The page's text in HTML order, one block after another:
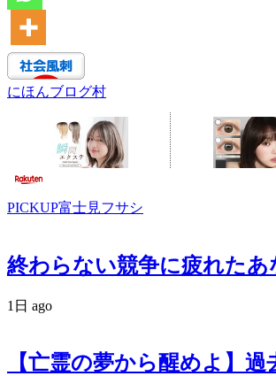
にほんブログ村
PICKUP富士見フサシ
終わらない競争に疲れたあ
1日 ago
【亡霊の夢から醒めよ】